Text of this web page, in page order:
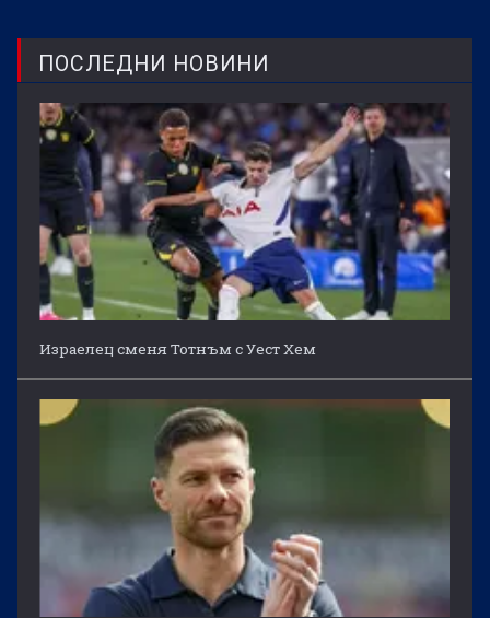
ПОСЛЕДНИ НОВИНИ
Израелец сменя Тотнъм с Уест Хем